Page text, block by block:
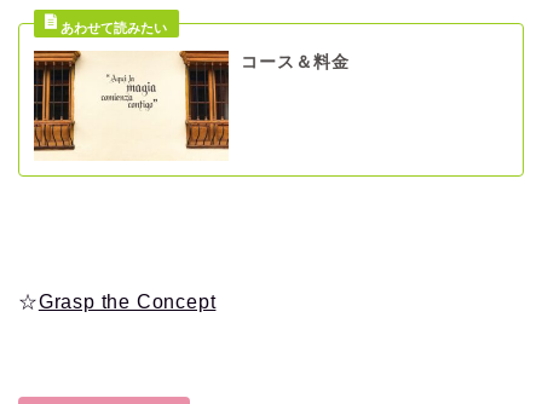
コース＆料金
☆Grasp the Concept